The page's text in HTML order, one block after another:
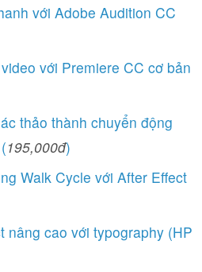
với Adobe Audition CC
với Premiere CC cơ bản
thảo thành chuyển động
195,000đ)
Walk Cycle với After Effect
nâng cao với typography (HP